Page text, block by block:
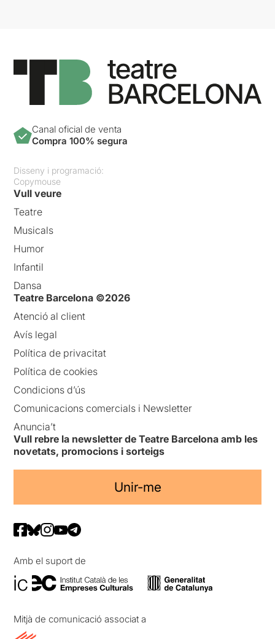
Canal oficial de venta
Compra 100% segura
Disseny i programació:
Copymouse
Vull veure
Teatre
Musicals
Humor
Infantil
Dansa
Teatre Barcelona ©2026
Atenció al client
Avís legal
Política de privacitat
Política de cookies
Condicions d’ús
Comunicacions comercials i Newsletter
Anuncia’t
Vull rebre la newsletter de Teatre Barcelona amb les
novetats, promocions i sorteigs
Unir-me
Amb el suport de
Mitjà de comunicació associat a